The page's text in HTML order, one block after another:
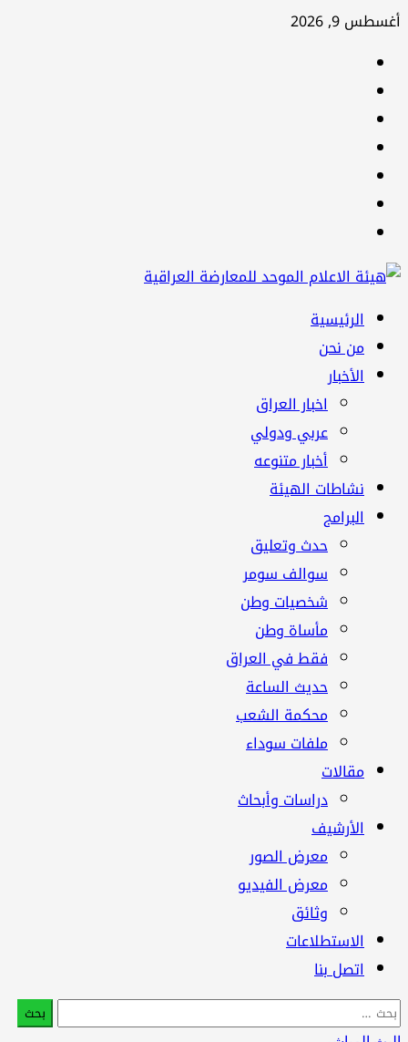
تخطي
أغسطس 9, 2026
القائمة
الرئيسية
الرئيسية
من نحن
الأخبار
اخبار العراق
عربي ودولي
أخبار متنوعه
نشاطات الهيئة
البرامج
حدث وتعليق
سوالف سومر
شخصيات وطن
مأساة وطن
فقط في العراق
حديث الساعة
محكمة الشعب
ملفات سوداء
مقالات
دراسات وأبحاث
الأرشيف
معرض الصور
معرض الفيديو
وثائق
الاستطلاعات
اتصل بنا
البحث